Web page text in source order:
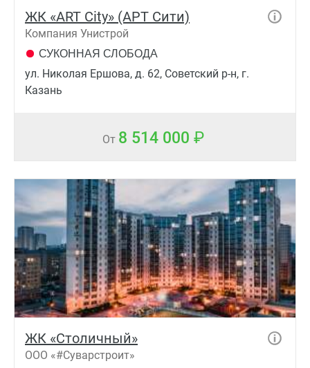
ЖК «ART City» (АРТ Сити)
Компания Унистрой
СУКОННАЯ СЛОБОДА
ул. Николая Ершова, д. 62, Советский р-н, г.
Казань
От 8 514 000
ЖК «Столичный»
ООО «#Суварстроит»